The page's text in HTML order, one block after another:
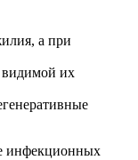
а при
видимой их
инфекционных